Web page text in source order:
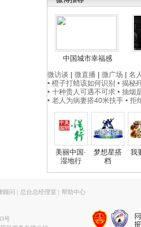
中国城市幸福感
微访谈 | 微直播 | 微广场 | 名
• 橙子打蜡该如何识别 • 揭秘
• 十种贵人可遇不可求 • 抽烟
• 老人为病妻搭40米扶手 • 拒
美丽中国·
湿地行
梦想星搭
档
我
顾问 总台总经理室 帮助中心
号